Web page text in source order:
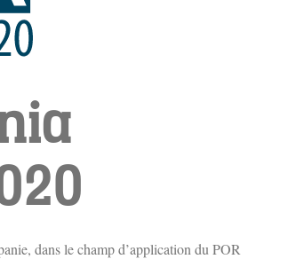
dans le champ d’application du POR